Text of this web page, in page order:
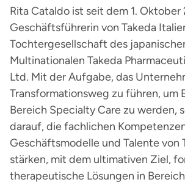
Rita Cataldo ist seit dem 1. Oktober
Geschäftsführerin von Takeda
Tochtergesellschaft des
Multinationalen Takeda
Ltd. Mit der Aufgabe, das
Transformationsweg zu führen, um
Bereich Specialty Care zu werden,
darauf, die fachlichen
Geschäftsmodelle und Talente von
stärken, mit dem ultimativen Ziel,
therapeutische Lösungen in